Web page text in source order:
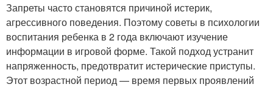
Запреты часто становятся причиной истерик,
агрессивного поведения. Поэтому советы в психологии
воспитания ребенка в 2 года включают изучение
информации в игровой форме. Такой подход устранит
напряженность, предотвратит истерические приступы.
Этот возрастной период — время первых проявлений